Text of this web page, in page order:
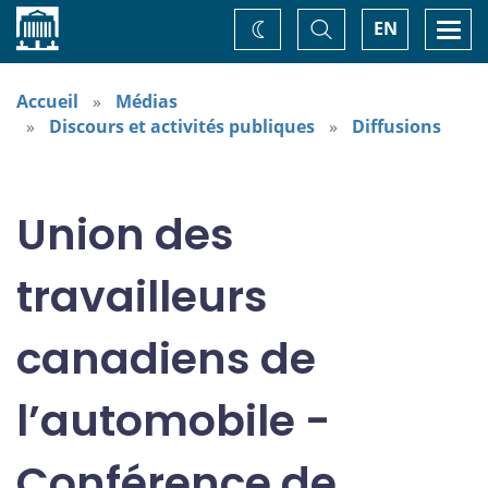
Accueil EN
Basculer
la
recherche
Changez
de
Accueil
Médias
Discours et activités publiques
Diffusions
Union des
travailleurs
canadiens de
l’automobile -